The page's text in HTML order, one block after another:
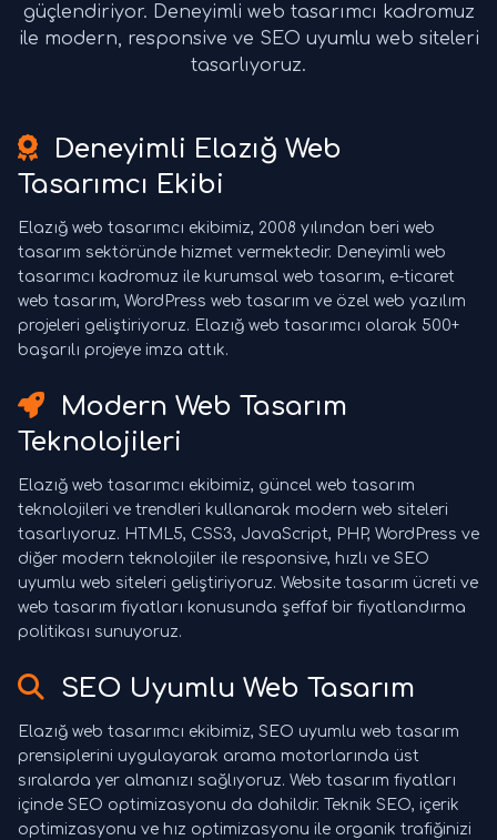
güçlendiriyor. Deneyimli web tasarımcı kadromuz
ile modern, responsive ve SEO uyumlu web siteleri
tasarlıyoruz.
Deneyimli Elazığ Web
Tasarımcı Ekibi
Elazığ web tasarımcı ekibimiz, 2008 yılından beri web
tasarım sektöründe hizmet vermektedir. Deneyimli web
tasarımcı kadromuz ile kurumsal web tasarım, e-ticaret
web tasarım, WordPress web tasarım ve özel web yazılım
projeleri geliştiriyoruz. Elazığ web tasarımcı olarak 500+
başarılı projeye imza attık.
Modern Web Tasarım
Teknolojileri
Elazığ web tasarımcı ekibimiz, güncel web tasarım
teknolojileri ve trendleri kullanarak modern web siteleri
tasarlıyoruz. HTML5, CSS3, JavaScript, PHP, WordPress ve
diğer modern teknolojiler ile responsive, hızlı ve SEO
uyumlu web siteleri geliştiriyoruz. Website tasarım ücreti ve
web tasarım fiyatları konusunda şeffaf bir fiyatlandırma
politikası sunuyoruz.
SEO Uyumlu Web Tasarım
Elazığ web tasarımcı ekibimiz, SEO uyumlu web tasarım
prensiplerini uygulayarak arama motorlarında üst
sıralarda yer almanızı sağlıyoruz. Web tasarım fiyatları
içinde SEO optimizasyonu da dahildir. Teknik SEO, içerik
optimizasyonu ve hız optimizasyonu ile organik trafiğinizi